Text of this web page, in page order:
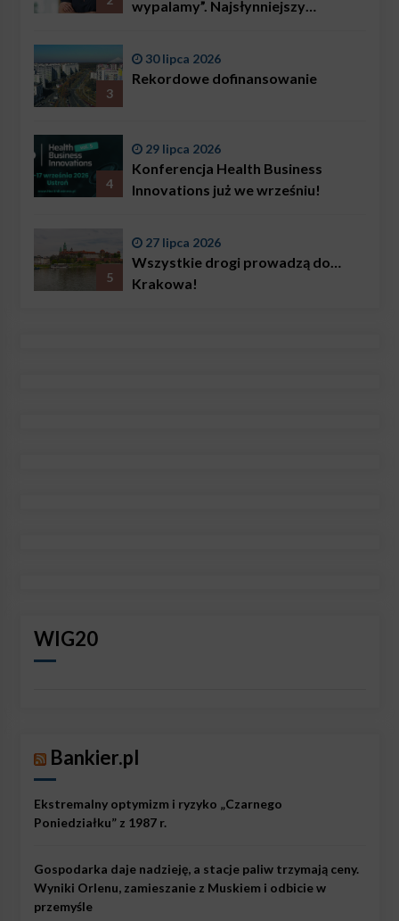
wypalamy”. Najsłynniejszy
problemem są nie tylko choroby
3
30 lipca 2026
Rekordowe dofinansowanie
4
29 lipca 2026
Konferencja Health Business
Innovations już we wrześniu!
5
27 lipca 2026
Wszystkie drogi prowadzą do…
Krakowa!
WIG20
Bankier.pl
Ekstremalny optymizm i ryzyko „Czarnego
Poniedziałku” z 1987 r.
Gospodarka daje nadzieję, a stacje paliw trzymają ceny.
Wyniki Orlenu, zamieszanie z Muskiem i odbicie w
przemyśle